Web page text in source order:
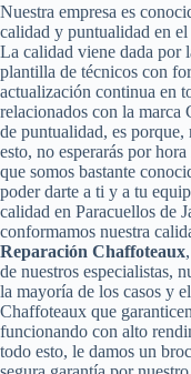
Nuestra empresa es
calidad y puntualidad en el
La calidad viene dada por
plantilla de técnicos con
actualización continua en
relacionados con la marca
de puntualidad, es porque,
esto, no esperarás por
que somos bastante
poder darte a ti y a tu
calidad en Paracuellos de
conformamos nuestra
Reparación Chaffoteaux
de nuestros especialistas,
la mayoría de los casos y
Chaffoteaux que
funcionando con alto
todo esto, le damos un